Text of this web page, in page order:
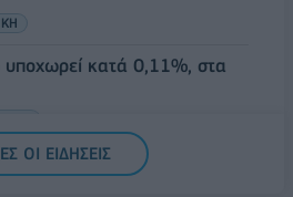
κατά 0,11%, στα
ΟΙ ΕΙΔΗΣΕΙΣ